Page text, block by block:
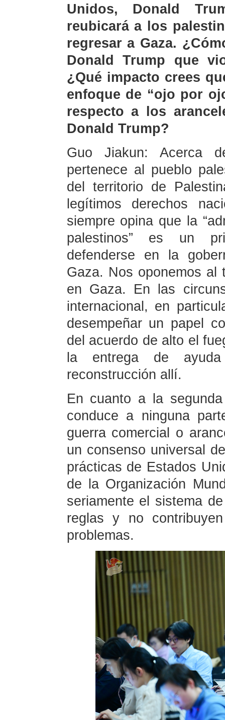
Unidos, Donald
reubicará a los
regresar a Gaza.
Donald Trump que
¿Qué impacto crees
enfoque de “ojo por
respecto a los
Donald Trump?
Guo Jiakun: Acerca
pertenece al pueblo
del territorio de
legítimos derechos
siempre opina que la
palestinos” es un
defenderse en la
Gaza. Nos oponemos al
en Gaza. En las
internacional, en
desempeñar un papel
del acuerdo de alto el
la entrega de
reconstrucción allí.
En cuanto a la
conduce a ninguna
guerra comercial o
un consenso universal
prácticas de Estados
de la Organización
seriamente el sistema
reglas y no
problemas.